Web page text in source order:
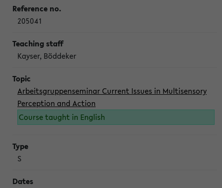
205041
Kayser, Böddeker
Arbeitsgruppenseminar Current Issues in Multisensory
Perception and Action
Course taught in English
S